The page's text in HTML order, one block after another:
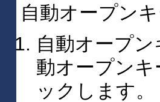
自動オープン
自動オープ
動オープン
ックします。